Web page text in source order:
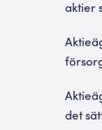
aktier
det